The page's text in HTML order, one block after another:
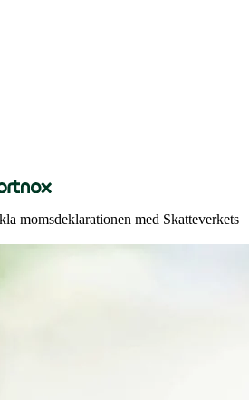
momsdeklarationen med Skatteverkets